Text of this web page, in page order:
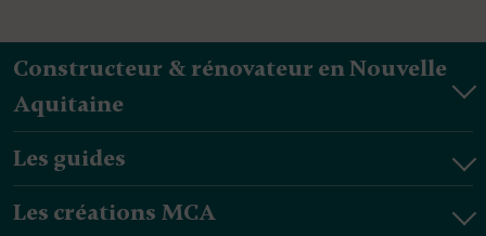
Constructeur & rénovateur en Nouvelle
Aquitaine
Les guides
Les créations MCA